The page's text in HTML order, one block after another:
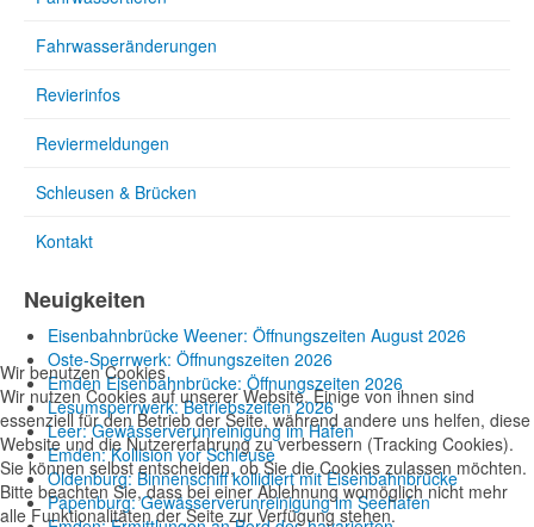
Fahrwasseränderungen
Revierinfos
Reviermeldungen
Schleusen & Brücken
Kontakt
Neuigkeiten
Eisenbahnbrücke Weener: Öffnungszeiten August 2026
Oste-Sperrwerk: Öffnungszeiten 2026
Emden Eisenbahnbrücke: Öffnungszeiten 2026
Lesumsperrwerk: Betriebszeiten 2026
Leer: Gewässerverunreinigung im Hafen
Emden: Kollision vor Schleuse
Oldenburg: Binnenschiff kollidiert mit Eisenbahnbrücke
Papenburg: Gewässerverunreinigung im Seehafen
Wir benutzen Cookies
Wir nutzen Cookies auf unserer Website. Einige von ihnen sind
essenziell für den Betrieb der Seite, während andere uns helfen, diese
Website und die Nutzererfahrung zu verbessern (Tracking Cookies).
Sie können selbst entscheiden, ob Sie die Cookies zulassen möchten.
Bitte beachten Sie, dass bei einer Ablehnung womöglich nicht mehr
alle Funktionalitäten der Seite zur Verfügung stehen.